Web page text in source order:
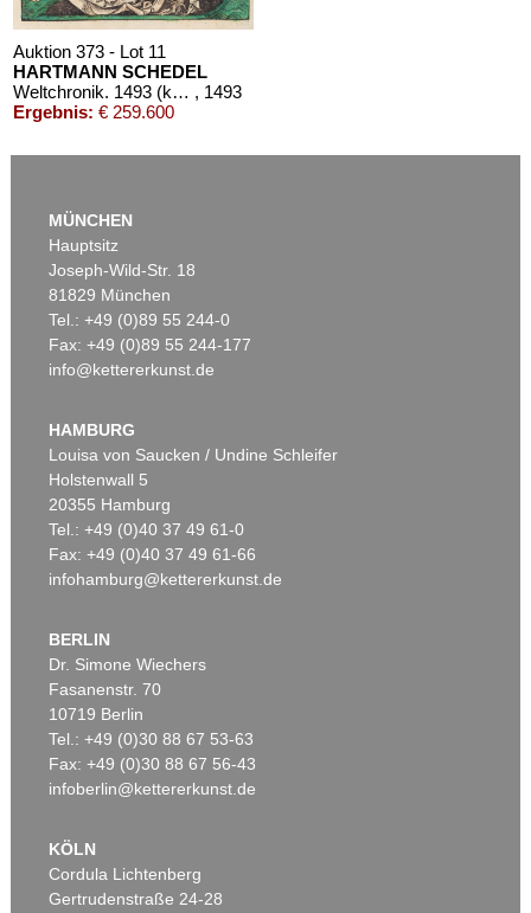
Auktion 373 - Lot 11
HARTMANN SCHEDEL
Weltchronik. 1493 (koloriert, dt. Ausgabe) , 1493
Ergebnis: € 259.600
Auktion 472 - Lot 17
Ergebnis:€ 147.600
Auktion 418 - Lot 12
HARTMANN SCHEDEL
Weltchronik. 1493. Cincinnius-Exemplar.
Ergebnis:€ 120.000
MÜNCHEN
Hauptsitz
Joseph-Wild-Str. 18
81829 München
Tel.: +49 (0)89 55 244-0
Fax: +49 (0)89 55 244-177
info@kettererkunst.de
HAMBURG
Louisa von Saucken / Undine Schleifer
Holstenwall 5
20355 Hamburg
Tel.: +49 (0)40 37 49 61-0
Fax: +49 (0)40 37 49 61-66
infohamburg@kettererkunst.de
BERLIN
Dr. Simone Wiechers
Fasanenstr. 70
10719 Berlin
Tel.: +49 (0)30 88 67 53-63
Fax: +49 (0)30 88 67 56-43
infoberlin@kettererkunst.de
KÖLN
Cordula Lichtenberg
Gertrudenstraße 24-28